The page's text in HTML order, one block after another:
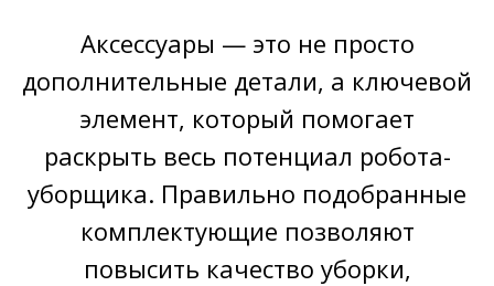
Аксессуары — это не просто
дополнительные детали, а ключевой
элемент, который помогает
раскрыть весь потенциал робота-
уборщика. Правильно подобранные
комплектующие позволяют
повысить качество уборки,